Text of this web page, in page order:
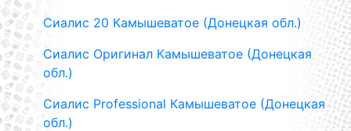
Сиалис 20 Камышеватое (Донецкая обл.)
Сиалис Оригинал Камышеватое (Донецкая
обл.)
Сиалис Professional Камышеватое (Донецкая
обл.)